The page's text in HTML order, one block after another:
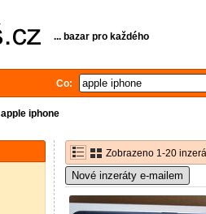
... bazar pro každého
Co:
apple iphone
Zobrazeno 1-20
Nové inzeráty e-mailem